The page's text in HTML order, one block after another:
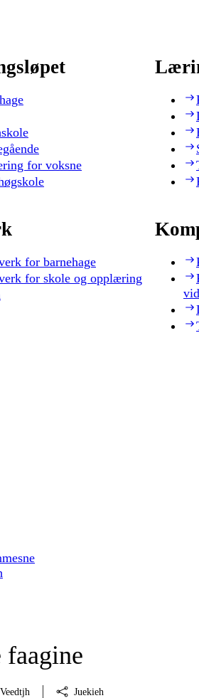
for voksne
for barnehage
for skole og opplæring
faagine
Veedtjh Juekieh